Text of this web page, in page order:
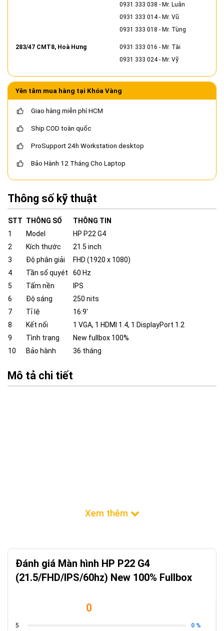
0931 333 038 - Mr. Luân
0931 333 014- Mr. Vũ
0931 333 018 - Mr. Tùng
283/47 CMT8, Hoà Hưng 0931 333 016 - Mr. Tài
0931 333 024- Mr. Vỹ
Yên tâm mua hàng tại Khóa Vàng
Giao hàng miễn phí HCM
Ship COD toàn quốc
ProSupport 24h Workstation desktop
Bảo Hành 12 Tháng Cho Laptop
Thông số kỹ thuật
STT THÔNG SỐ
THÔNG TIN
1
Model
HP P22 G4
2
Kích thước
21.5 inch
3
Độ phân giải
FHD (1920 x 1080)
4
Tần số quyét
60 Hz
5
Tấm nền
IPS
6
Độ sáng
250 nits
7
Tỉ lệ
16:9′
8
Kết nối
1 VGA, 1 HDMI 1.4, 1 DisplayPort 1.2
9
Tình trạng
New fullbox 100%
10
Bảo hành 36 tháng
Mô tả chi tiết
Đánh giá Màn hình HP P22 G4
(21.5/FHD/IPS/60hz) New 100% Fullbox
0
5 0 %